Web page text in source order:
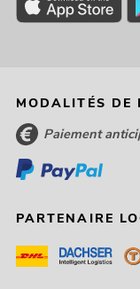
MODALITÉS DE
Paiement
PARTENAIRE